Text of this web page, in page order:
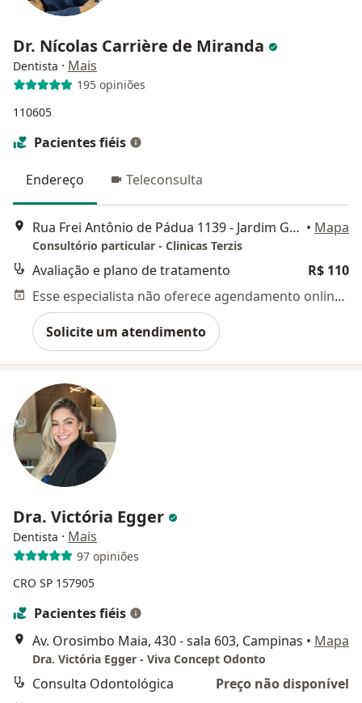
Dr. Nícolas Carrière de Miranda
Dentista · Mais
195 opiniões
110605
Pacientes fiéis
Endereço Teleconsulta
Rua Frei Antônio de Pádua 1139 - Jardim Guanabara, Campinas • Mapa
Consultório particular - Clinicas Terzis
Avaliação e plano de tratamento
R$ 110
Esse especialista não oferece agendamento online para esse endereço.
Solicite um atendimento
Dra. Victória Egger
Dentista · Mais
97 opiniões
CRO SP 157905
Pacientes fiéis
Av. Orosimbo Maia, 430 - sala 603, Campinas • Mapa
Dra. Victória Egger - Viva Concept Odonto
Consulta Odontológica
Preço não disponível